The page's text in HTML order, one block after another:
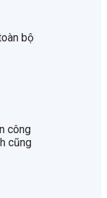
bộ
công
cũng